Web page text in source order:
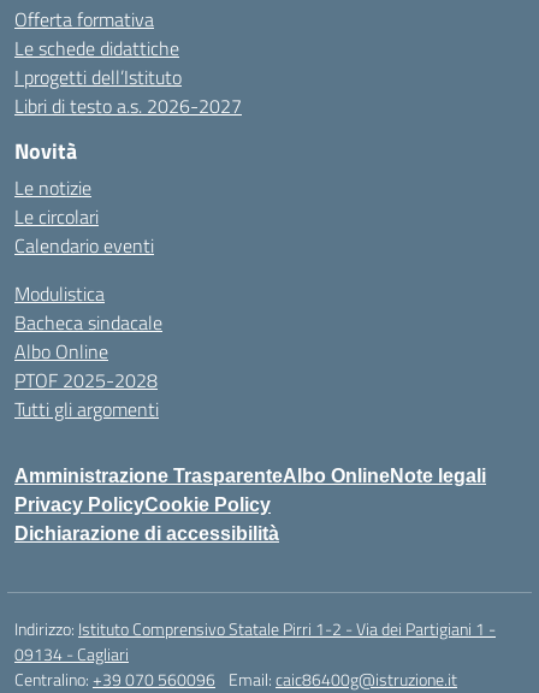
Offerta formativa
Le schede didattiche
I progetti dell’Istituto
Libri di testo a.s. 2026-2027
Novità
Le notizie
Le circolari
Calendario eventi
Modulistica
Bacheca sindacale
Albo Online
PTOF 2025-2028
Tutti gli argomenti
Amministrazione TrasparenteAlbo OnlineNote legali
Privacy PolicyCookie Policy
Dichiarazione di accessibilità
Indirizzo: Istituto Comprensivo Statale Pirri 1-2 - Via dei Partigiani 1 -
09134 - Cagliari
Centralino:+39 070 560096 Email:caic86400g@istruzione.it